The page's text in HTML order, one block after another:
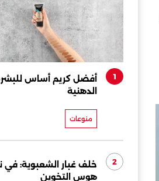
1
أفضل كريم أساس
الدهنية
منوعات
2
خلف غبار الشعبوية: في
هوس التخوين